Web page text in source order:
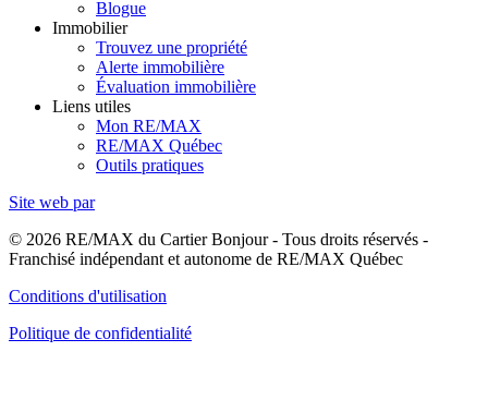
Blogue
Immobilier
Trouvez une propriété
Alerte immobilière
Évaluation immobilière
Liens utiles
Mon RE/MAX
RE/MAX Québec
Outils pratiques
Site web par
© 2026 RE/MAX du Cartier Bonjour - Tous droits réservés -
Franchisé indépendant et autonome de RE/MAX Québec
Conditions d'utilisation
Politique de confidentialité